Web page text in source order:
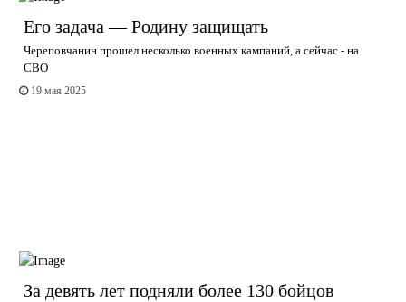
Его задача — Родину защищать
Череповчанин прошел несколько военных кампаний, а сейчас - на
СВО
19 мая 2025
За девять лет подняли более 130 бойцов